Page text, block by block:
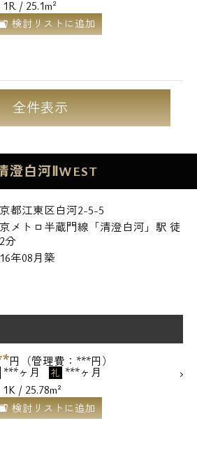
/ 25.1m²
検討リストに追加
全件表示
澄白河ⅡWEST
都江東区白河2-5-5
メトロ半蔵門線「清澄白河」駅 徒
分
年08月築
円（管理費：***円）
***ヶ月 礼 ***ヶ月
/ 25.78m²
検討リストに追加